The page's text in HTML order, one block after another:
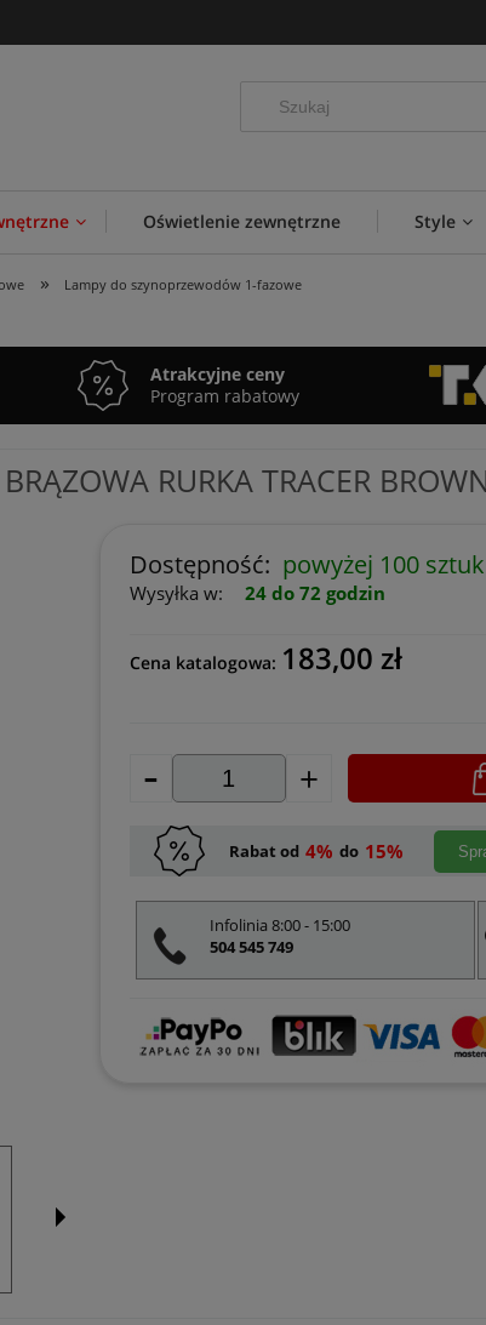
Oświetlenie zewnętrzne Style
» Lampy do szynoprzewodów 1-fazowe
Atrakcyjne ceny
Program rabatowy
RURKA TRACER
Dostępność: powyżej 100 sztuk
Wysyłka w: 24 do 72 godzin
Cena katalogowa: 183,00 zł
- +
Rabat od 4% do 15%
Infolinia 8:00 - 15:00
504 545 749